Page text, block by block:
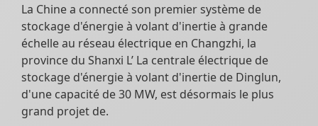
La Chine a connecté son premier système de
stockage d'énergie à volant d'inertie à grande
échelle au réseau électrique en Changzhi, la
province du Shanxi L’ La centrale électrique de
stockage d'énergie à volant d'inertie de Dinglun,
d'une capacité de 30 MW, est désormais le plus
grand projet de.